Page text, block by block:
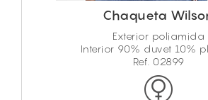
Chaqueta
Exterior poliamida
Interior 90% duvet 10%
Ref. 02899